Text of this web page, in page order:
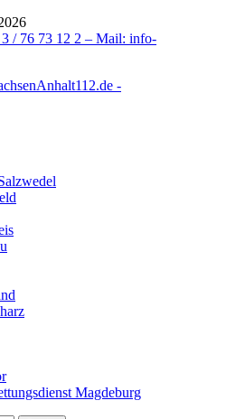
3 / 76 73 12 2 – Mail: info-
-
Magdeburg